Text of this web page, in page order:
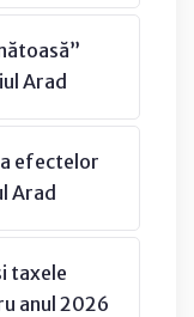
Arad
efectelor
Arad
taxele
anul 2026